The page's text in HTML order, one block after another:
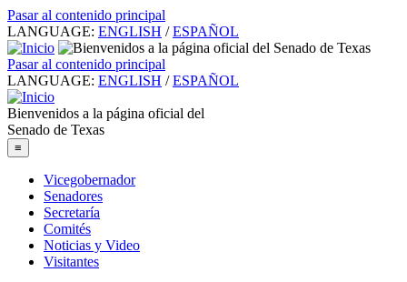
Pasar al contenido principal
LANGUAGE: ENGLISH / ESPAÑOL
Pasar al contenido principal
LANGUAGE: ENGLISH / ESPAÑOL
Bienvenidos a la página oficial del
Senado de Texas
≡
Vicegobernador
Senadores
Secretaría
Comités
Noticias y Video
Visitantes